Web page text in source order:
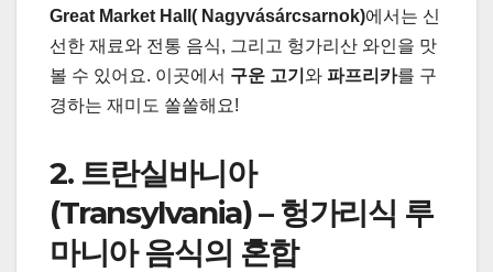
Great Market Hall( Nagyvásárcsarnok)에서는 신
선한 재료와 전통 음식, 그리고 헝가리산 와인을 맛
볼 수 있어요. 이곳에서 구운 고기 와 파프리카를 구
경하는 재미도 쏠쏠해요!
2. 트란실바니아
(Transylvania) – 헝가리식 루
마니아 음식의 혼합